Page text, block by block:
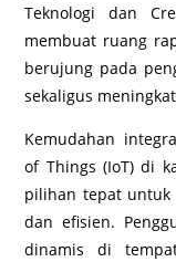
Teknologi dan
membuat ruang
berujung pada
sekaligus
Kemudahan
of Things (IoT) di
pilihan tepat untuk
dan efisien.
dinamis di